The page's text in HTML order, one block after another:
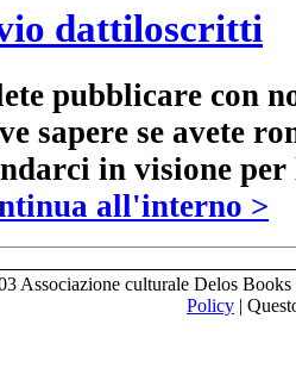
dattiloscritti
pubblicare con
sapere se avete
in visione
all'interno >
Associazione culturale Delos
Policy |